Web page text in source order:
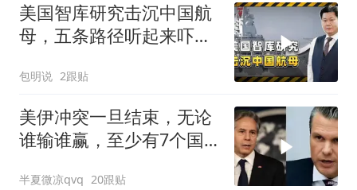
美国智库研究击沉中国航
母，五条路径听起来吓
包明说 2跟贴
美伊冲突一旦结束，无论
谁输谁赢，至少有7个国
半夏微凉qvq 20跟贴